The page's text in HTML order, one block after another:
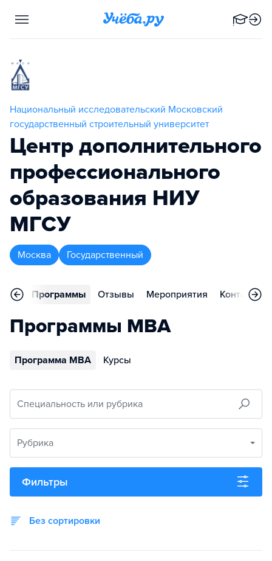
Национальный исследовательский Московский
государственный строительный университет
Центр дополнительного
профессионального
образования НИУ
МГСУ
Москва Государственный
Программы Отзывы Мероприятия Контакты
Программы MBA
Программа MBA Курсы
Специальность или рубрика
Рубрика
Фильтры
Без сортировки